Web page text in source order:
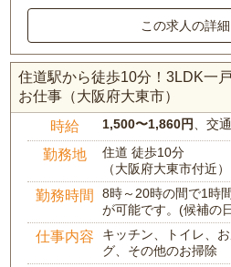
この求人の詳
住道駅から徒歩10分！3LDK一
お仕事（大阪府大東市）
時給 1,500〜1,860円 、交
勤務地
住道 徒歩10分
（大阪府大東市付近）
勤務時間
8時～20時の間で1時
が可能です。(候補の
仕事内容
キッチン、トイレ、
グ、その他のお掃除